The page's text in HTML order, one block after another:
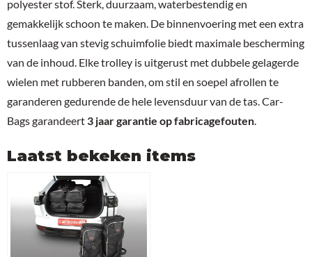
polyester stof. Sterk, duurzaam, waterbestendig en
gemakkelijk schoon te maken. De binnenvoering met een extra
tussenlaag van stevig schuimfolie biedt maximale bescherming
van de inhoud. Elke trolley is uitgerust met dubbele gelagerde
wielen met rubberen banden, om stil en soepel afrollen te
garanderen gedurende de hele levensduur van de tas. Car-
Bags garandeert 3 jaar garantie op fabricagefouten.
Laatst bekeken items